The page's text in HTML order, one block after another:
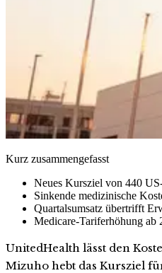
Kurz zusammengefasst
Neues Kursziel von 440
Sinkende medizinische
Quartalsumsatz übertrifft
Medicare-Tariferhöhung ab
UnitedHealth lässt den
Mizuho hebt das Kursziel